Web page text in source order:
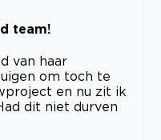
team!
van haar
om toch te
en nu zit ik
dit niet durven